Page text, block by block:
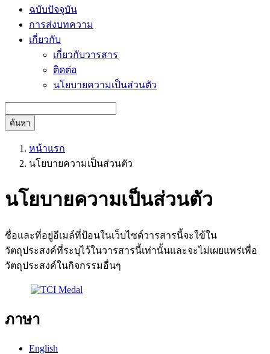
ฉบับปัจจุบัน
การส่งบทความ
เกี่ยวกับ
เกี่ยวกับวารสาร
ติดต่อ
นโยบายความเป็นส่วนตัว
ค้นหา
หน้าแรก
นโยบายความเป็นส่วนตัว
นโยบายความเป็นส่วนตัว
ชื่อและที่อยู่อีเมล์ที่ป้อนในเว็บไซด์วารสารนี้จะใข้ใน
วัตถุประสงค์ที่ระบุไว้ในวารสารนี้เท่านั้นและจะไม่เผยแพร่เพื่อ
วัตถุประสงค์ในกิจกรรมอื่นๆ
ภาษา
English